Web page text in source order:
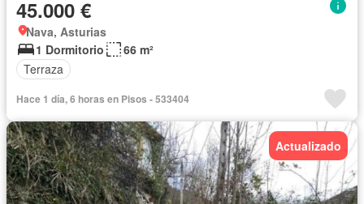
45.000 €
Nava, Asturias
1 Dormitorio
66 m²
Terraza
Hace 1 día, 6 horas en Pisos - 533404
Actualizado